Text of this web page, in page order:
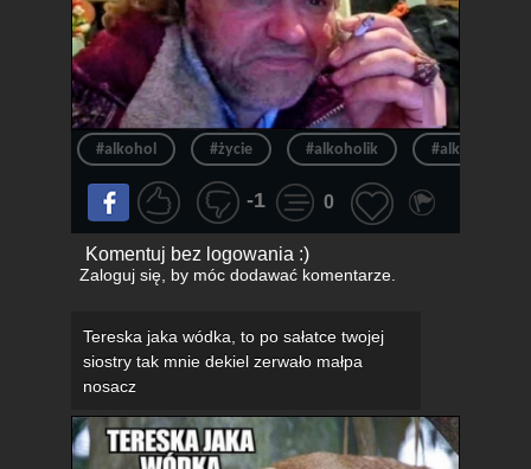
#alkohol #życie #alkoholik #alkoholizm
-1 0
Komentuj bez logowania :)
Zaloguj się, by móc dodawać komentarze.
Tereska jaka wódka, to po sałatce twojej
siostry tak mnie dekiel zerwało małpa
nosacz